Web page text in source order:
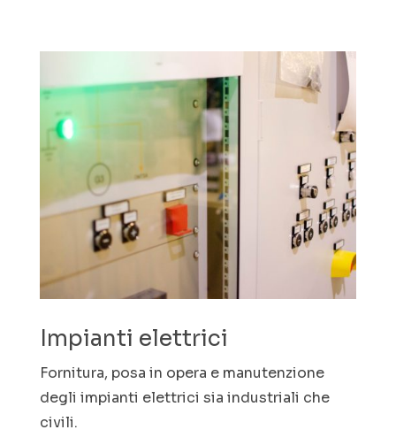
Impianti elettrici
Fornitura, posa in opera e manutenzione
degli impianti elettrici sia industriali che
civili.